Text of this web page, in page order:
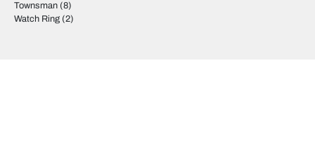
Townsman (8)
Watch Ring (2)